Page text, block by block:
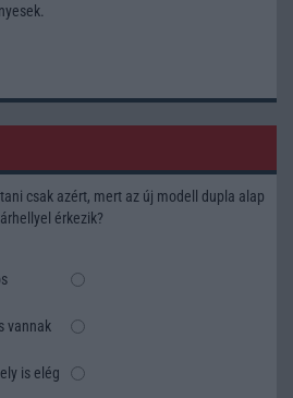
csak azért, mert az új modell dupla alap
érkezik?
vannak
is elég